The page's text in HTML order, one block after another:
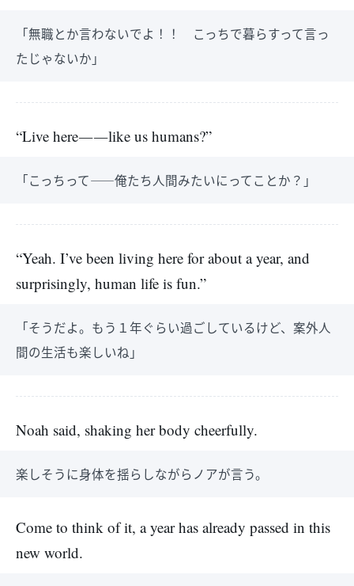
「無職とか言わないでよ！！ こっちで暮らすって言っ
たじゃないか」
“Live here――like us humans?”
「こっちって――俺たち人間みたいにってことか？」
“Yeah. I’ve been living here for about a year, and
surprisingly, human life is fun.”
「そうだよ。もう１年ぐらい過ごしているけど、案外人
間の生活も楽しいね」
Noah said, shaking her body cheerfully.
楽しそうに身体を揺らしながらノアが言う。
Come to think of it, a year has already passed in this
new world.